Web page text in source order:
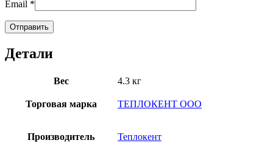
Email *
Детали
Вес 4.3 кг
Торговая марка ТЕПЛОКЕНТ ООО
Производитель Теплокент